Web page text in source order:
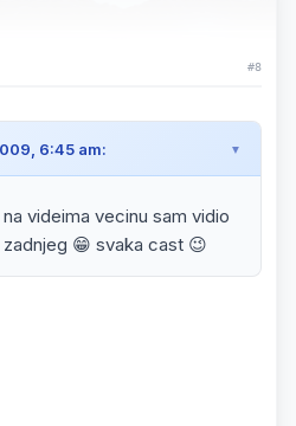
#8
6:45 am:
videima vecinu sam vidio
😁 svaka cast 😉